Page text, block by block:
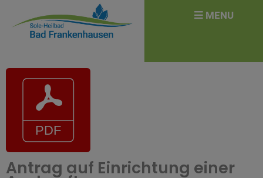
Antrag auf Einrichtung einer
for: